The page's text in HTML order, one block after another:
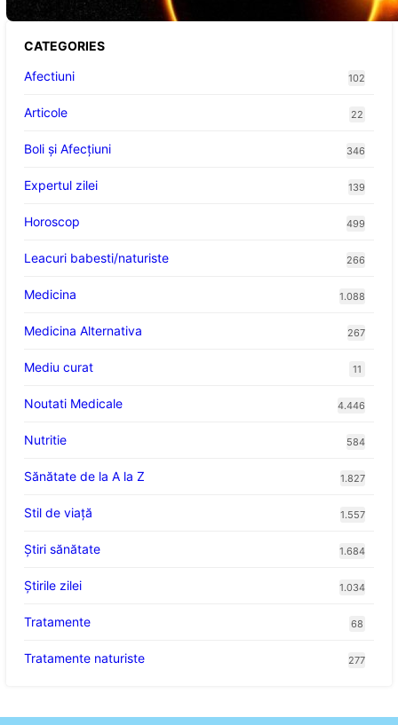
CATEGORIES
Afectiuni
102
Articole 22
Boli și Afecțiuni 346
Expertul zilei 139
Horoscop 499
Leacuri babesti/naturiste 266
Medicina 1.088
Medicina Alternativa 267
Mediu curat 11
Noutati Medicale 4.446
Nutritie 584
Sănătate de la A la Z 1.827
Stil de viaţă 1.557
Ştiri sănătate 1.684
Știrile zilei 1.034
Tratamente 68
Tratamente naturiste 277